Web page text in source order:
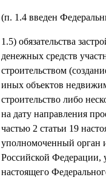
(п. 1.4 введен
1.5) обязательства
денежных средств
строительством
иных объектов
строительство либо
на дату направления
частью 2 статьи 19
уполномоченный орган
Российской Федерации,
настоящего